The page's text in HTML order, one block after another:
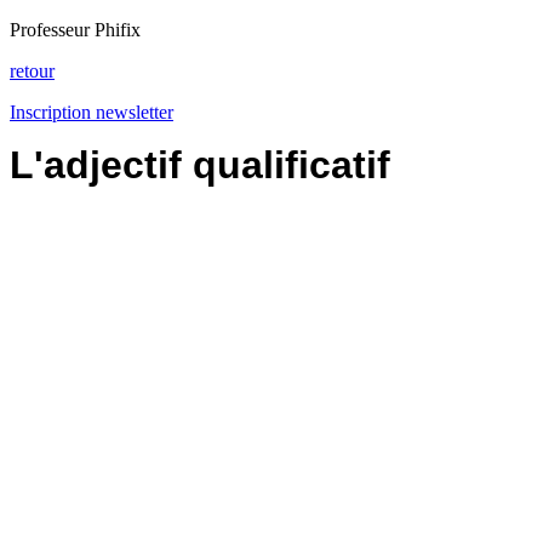
Professeur Phifix
retour
Inscription newsletter
L'adjectif qualificatif